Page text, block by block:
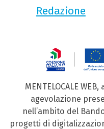
Redazione
MENTELOCALE
agevolazione
nell’ambito del
progetti di